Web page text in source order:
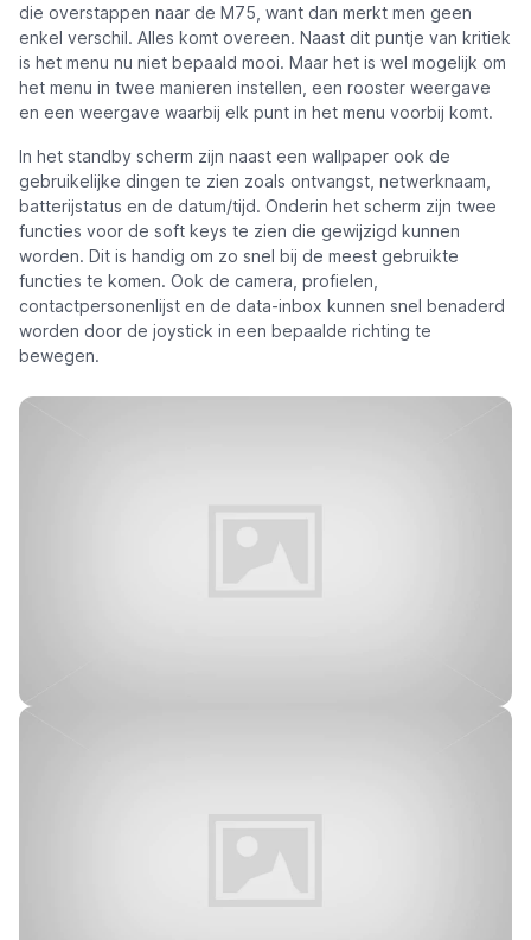
die overstappen naar de M75, want dan merkt men geen
enkel verschil. Alles komt overeen. Naast dit puntje van kritiek
is het menu nu niet bepaald mooi. Maar het is wel mogelijk om
het menu in twee manieren instellen, een rooster weergave
en een weergave waarbij elk punt in het menu voorbij komt.
In het standby scherm zijn naast een wallpaper ook de
gebruikelijke dingen te zien zoals ontvangst, netwerknaam,
batterijstatus en de datum/tijd. Onderin het scherm zijn twee
functies voor de soft keys te zien die gewijzigd kunnen
worden. Dit is handig om zo snel bij de meest gebruikte
functies te komen. Ook de camera, profielen,
contactpersonenlijst en de data-inbox kunnen snel benaderd
worden door de joystick in een bepaalde richting te
bewegen.